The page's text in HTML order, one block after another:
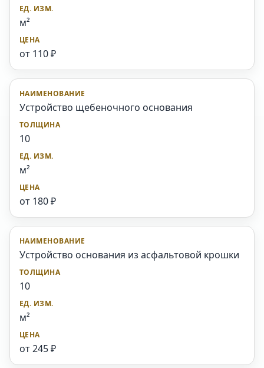
м²
от 110 ₽
Устройство щебеночного основания
10
м²
от 180 ₽
Устройство основания из асфальтовой крошки
10
м²
от 245 ₽